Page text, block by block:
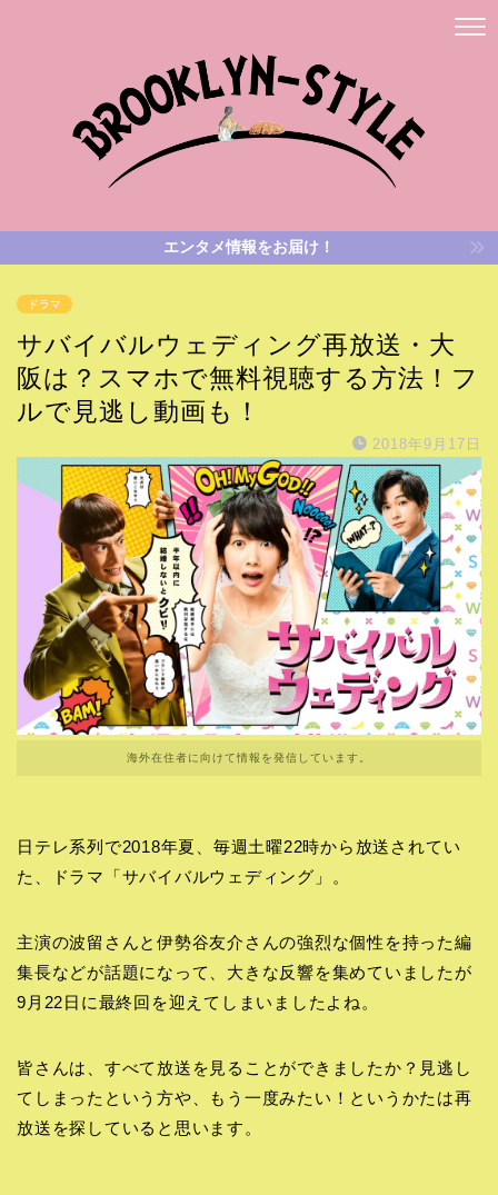
エンタメ情報をお届け！
ドラマ
サバイバルウェディング再放送・大
阪は？スマホで無料視聴する方法！フ
ルで見逃し動画も！
2018年9月17日
海外在住者に向けて情報を発信しています。
日テレ系列で2018年夏、毎週土曜22時から放送されてい
た、ドラマ「サバイバルウェディング」。
主演の波留さんと伊勢谷友介さんの強烈な個性を持った編
集長などが話題になって、大きな反響を集めていましたが
9月22日に最終回を迎えてしまいましたよね。
皆さんは、すべて放送を見ることができましたか？見逃し
てしまったという方や、もう一度みたい！というかたは再
放送を探していると思います。